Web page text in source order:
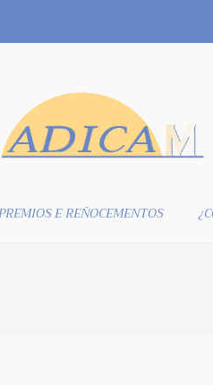
E REÑOCEMENTOS